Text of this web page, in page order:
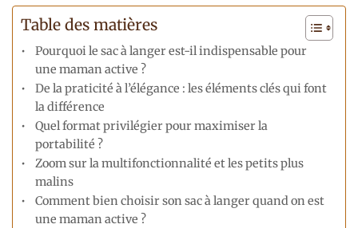
Table des matières
Pourquoi le sac à langer est-il indispensable pour
une maman active ?
De la praticité à l’élégance : les éléments clés qui font
la différence
Quel format privilégier pour maximiser la
portabilité ?
Zoom sur la multifonctionnalité et les petits plus
malins
Comment bien choisir son sac à langer quand on est
une maman active ?